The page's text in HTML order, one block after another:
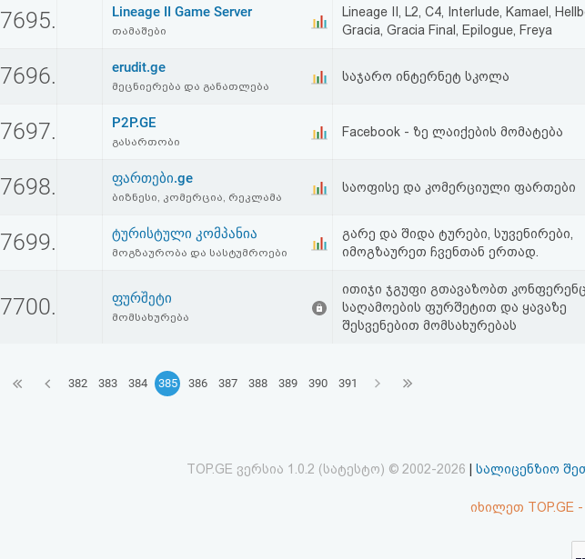
7695. Lineage II Game Server
თამაშები
Lineage II, L2, C4, Interlude, Kamael,
Gracia, Gracia Final, Epilogue, Freya
7696. erudit.ge
მეცნიერება და განათლება
საჯარო ინტერნეტ სკოლა
7697. P2P.GE
გასართობი
Facebook - ზე ლაიქების მომატება
7698. ფართები.ge
ბიზნესი, კომერცია, რეკლამა
საოფისე და კომერციული ფართები
7699. ტურისტული კომპანია
მოგზაურობა და სასტუმროები
გარე და შიდა ტურები, სუვენირები,
იმოგზაურეთ ჩვენთან ერთად.
7700. ფურშეტი
მომსახურება
ითიჯი ჯგუფი გთავაზობთ
საღამოების ფურშეტით და ყავაზე
შესვენებით მომსახურებას
382 383 384 385 386 387 388 389 390 391
TOP.GE ვერსია 1.0.2 (სატესტო) © 2002-2026 სალიცენზიო
იხილეთ TOP.GE